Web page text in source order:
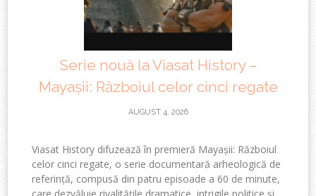
Serie nouă la Viasat History –
Mayașii: Războiul celor cinci regate
AUGUST 4, 2026
Viasat History difuzează în premieră Mayașii: Războiul
celor cinci regate, o serie documentară arheologică de
referință, compusă din patru episoade a 60 de minute,